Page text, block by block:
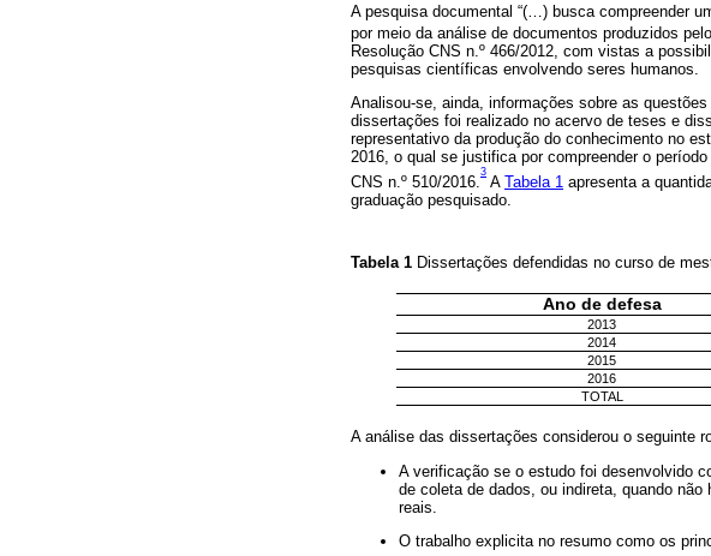
A pesquisa documental “(…) busca compreender
por meio da análise de documentos produzidos
Resolução CNS n.º 466/2012, com vistas a
pesquisas científicas envolvendo seres humanos.
Analisou-se, ainda, informações sobre as
dissertações foi realizado no acervo de teses e
representativo da produção do conhecimento no
2016, o qual se justifica por compreender o
CNS n.º 510/2016.
3
A Tabela 1 apresenta a
graduação pesquisado.
Tabela 1 Dissertações defendidas no curso de
Ano de defesa
2013
2014
2015
2016
TOTAL
A análise das dissertações considerou o seguinte
A verificação se o estudo foi desenvolvido
de coleta de dados, ou indireta, quando
reais.
O trabalho explicita no resumo como os